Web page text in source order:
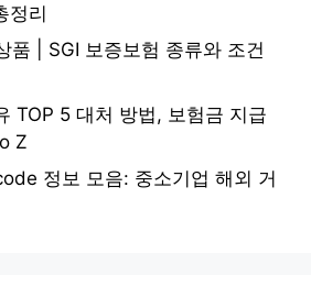
정리
품 | SGI 보증보험 종류와 조건
TOP 5 대처 방법, 보험금 지급
Z
정보 모음: 중소기업 해외 거